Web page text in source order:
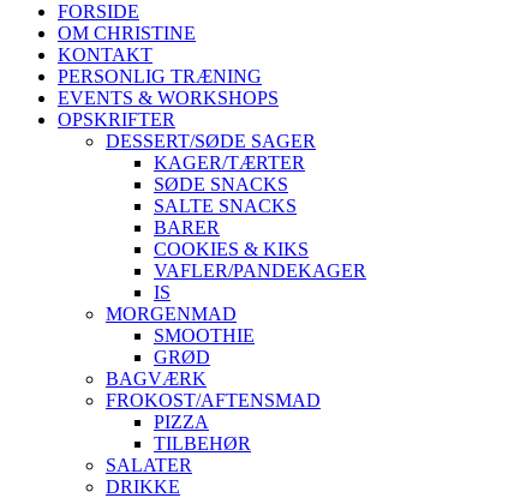
FORSIDE
OM CHRISTINE
KONTAKT
PERSONLIG TRÆNING
EVENTS & WORKSHOPS
OPSKRIFTER
DESSERT/SØDE SAGER
KAGER/TÆRTER
SØDE SNACKS
SALTE SNACKS
BARER
COOKIES & KIKS
VAFLER/PANDEKAGER
IS
MORGENMAD
SMOOTHIE
GRØD
BAGVÆRK
FROKOST/AFTENSMAD
PIZZA
TILBEHØR
SALATER
DRIKKE